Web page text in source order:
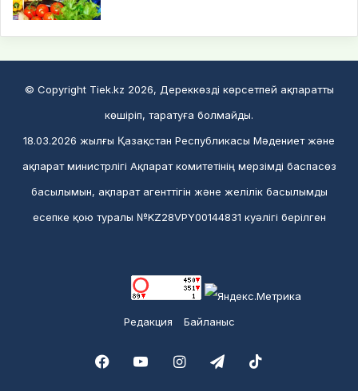
© Copyright Tiek.kz 2026, Дереккөзді көрсетпей ақпаратты
көшіріп, таратуға болмайды.
18.03.2026 жылғы Қазақстан Республикасы Мәдениет және
ақпарат министрлігі Ақпарат комитетінің мерзімді баспасөз
басылымын, ақпарат агенттігін және желілік басылымды
есепке қою туралы №KZ28VPY00144831 куәлігі берілген
Редакция Байланыс
FacebookYouTubeInstagramTelegram